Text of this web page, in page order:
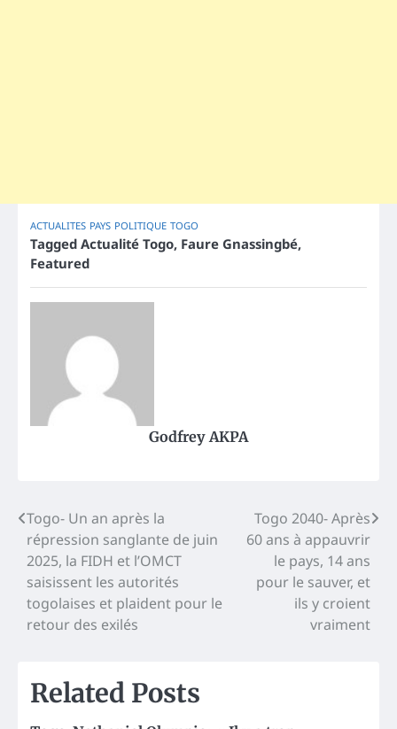
ACTUALITES PAYS POLITIQUE TOGO
Tagged Actualité Togo, Faure Gnassingbé,
Featured
Godfrey AKPA
Post
navigation
Togo- Un an après la
répression sanglante de juin
2025, la FIDH et l’OMCT
saisissent les autorités
togolaises et plaident pour le
retour des exilés
Togo 2040- Après
60 ans à appauvrir
le pays, 14 ans
pour le sauver, et
ils y croient
vraiment
Related Posts